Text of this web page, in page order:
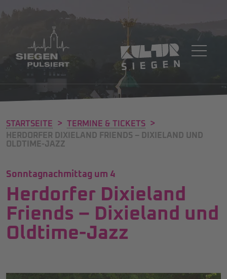
STARTSEITE > TERMINE & TICKETS >
HERDORFER DIXIELAND FRIENDS – DIXIELAND UND
OLDTIME-JAZZ
Sonntagnachmittag um 4
Herdorfer Dixieland
Friends – Dixieland und
Oldtime-Jazz